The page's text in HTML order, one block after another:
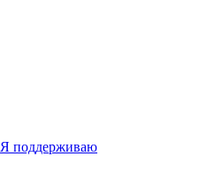
Я поддерживаю